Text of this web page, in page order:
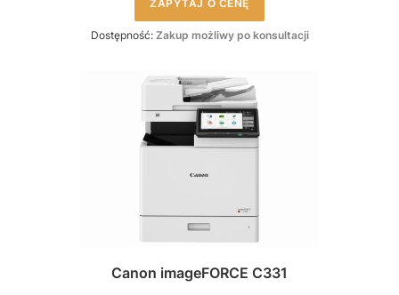
ZAPYTAJ O CENĘ
Dostępność: Zakup możliwy po konsultacji
Canon imageFORCE C331